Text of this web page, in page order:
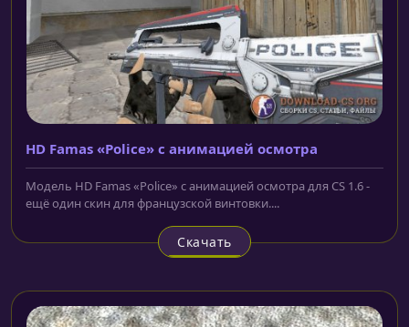
HD Famas «Police» с анимацией осмотра
Модель HD Famas «Police» с анимацией осмотра для CS 1.6 -
ещё один скин для французской винтовки....
Скачать